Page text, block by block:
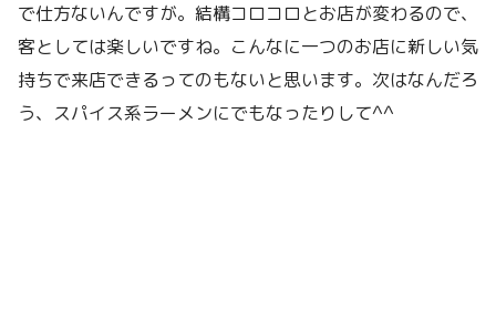
で仕方ないんですが。結構コロコロとお店が変わるので、
客としては楽しいですね。こんなに一つのお店に新しい気
持ちで来店できるってのもないと思います。次はなんだろ
う、スパイス系ラーメンにでもなったりして^^